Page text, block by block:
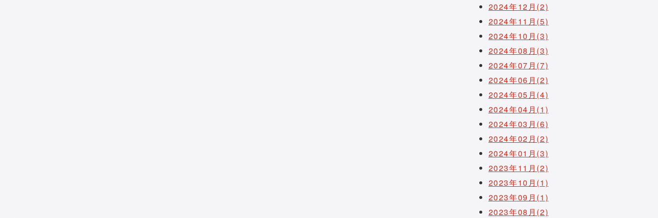
2024年12月(2)
2024年11月(5)
2024年10月(3)
2024年08月(3)
2024年07月(7)
2024年06月(2)
2024年05月(4)
2024年04月(1)
2024年03月(6)
2024年02月(2)
2024年01月(3)
2023年11月(2)
2023年10月(1)
2023年09月(1)
2023年08月(2)